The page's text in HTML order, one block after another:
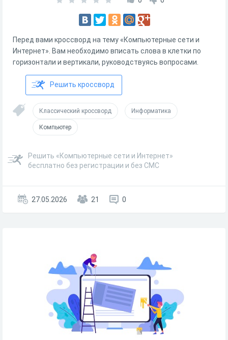
Перед вами кроссворд на тему «Компьютерные сети и
Интернет». Вам необходимо вписать слова в клетки по
горизонтали и вертикали, руководствуясь вопросами.
Решить кроссворд
Классический кроссворд Информатика
Компьютер
Решить «Компьютерные сети и Интернет»
бесплатно без регистрации и без СМС
27.05.2026 21 0